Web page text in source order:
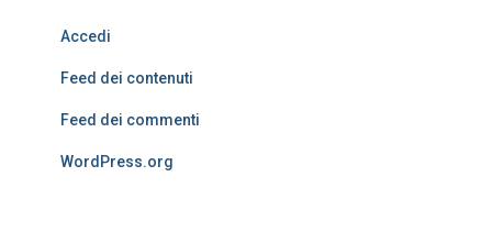
Accedi
Feed dei contenuti
Feed dei commenti
WordPress.org